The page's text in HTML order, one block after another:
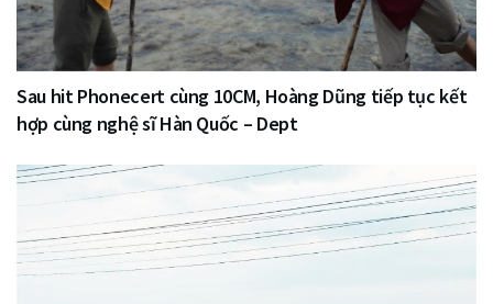
Sau hit Phonecert cùng 10CM, Hoàng Dũng tiếp tục kết
hợp cùng nghệ sĩ Hàn Quốc – Dept